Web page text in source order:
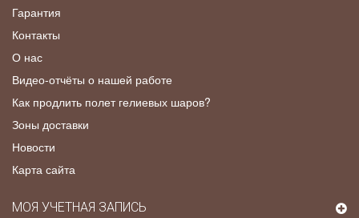
Гарантия
Контакты
О нас
Видео-отчёты о нашей работе
Как продлить полет гелиевых шаров?
Зоны доставки
Новости
Карта сайта
МОЯ УЧЕТНАЯ ЗАПИСЬ